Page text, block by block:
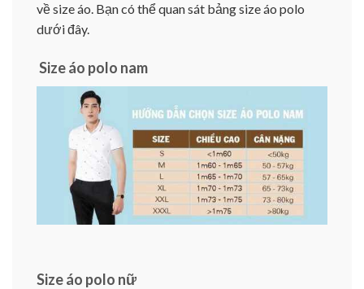
về size áo. Bạn có thể quan sát bảng size áo polo
dưới đây.
Size áo polo nam
Size áo polo nữ